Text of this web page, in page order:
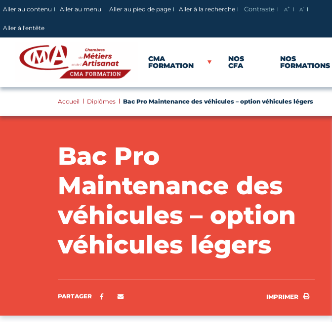
Panneau de gestion des cookies
Aller au contenu Aller au menu Aller au pied de page Aller à la recherche Contraste A+
Agrandir le texte
A-
Réduire le
Aller à l'entête
CMA
FORMATION
NOS
CFA
NOS
FORMATIONS
Accueil Diplômes Bac Pro Maintenance des véhicules – option véhicules légers
Bac Pro
Maintenance des
véhicules – option
véhicules légers
PARTAGER Partager sur Facebook IMPRIMER